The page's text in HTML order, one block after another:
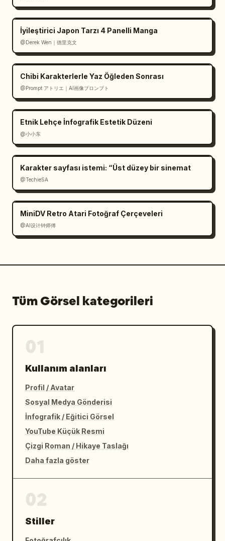
İyileştirici Japon Tarzı 4 Panelli Manga
@Derek Wen｜德里克文
Chibi Karakterlerle Yaz Öğleden Sonrası
@Prompt アトリエ｜AI画像プロンプト
Etnik Lehçe İnfografik Estetik Düzeni
@小小东
Karakter sayfası istemi: “Üst düzey bir sinemat
@TechieSA
MiniDV Retro Atari Fotoğraf Çerçeveleri
@AI设计钟师傅
Tüm Görsel kategorileri
Kullanım alanları
Profil / Avatar
Sosyal Medya Gönderisi
İnfografik / Eğitici Görsel
YouTube Küçük Resmi
Çizgi Roman / Hikaye Taslağı
Daha fazla göster
Stiller